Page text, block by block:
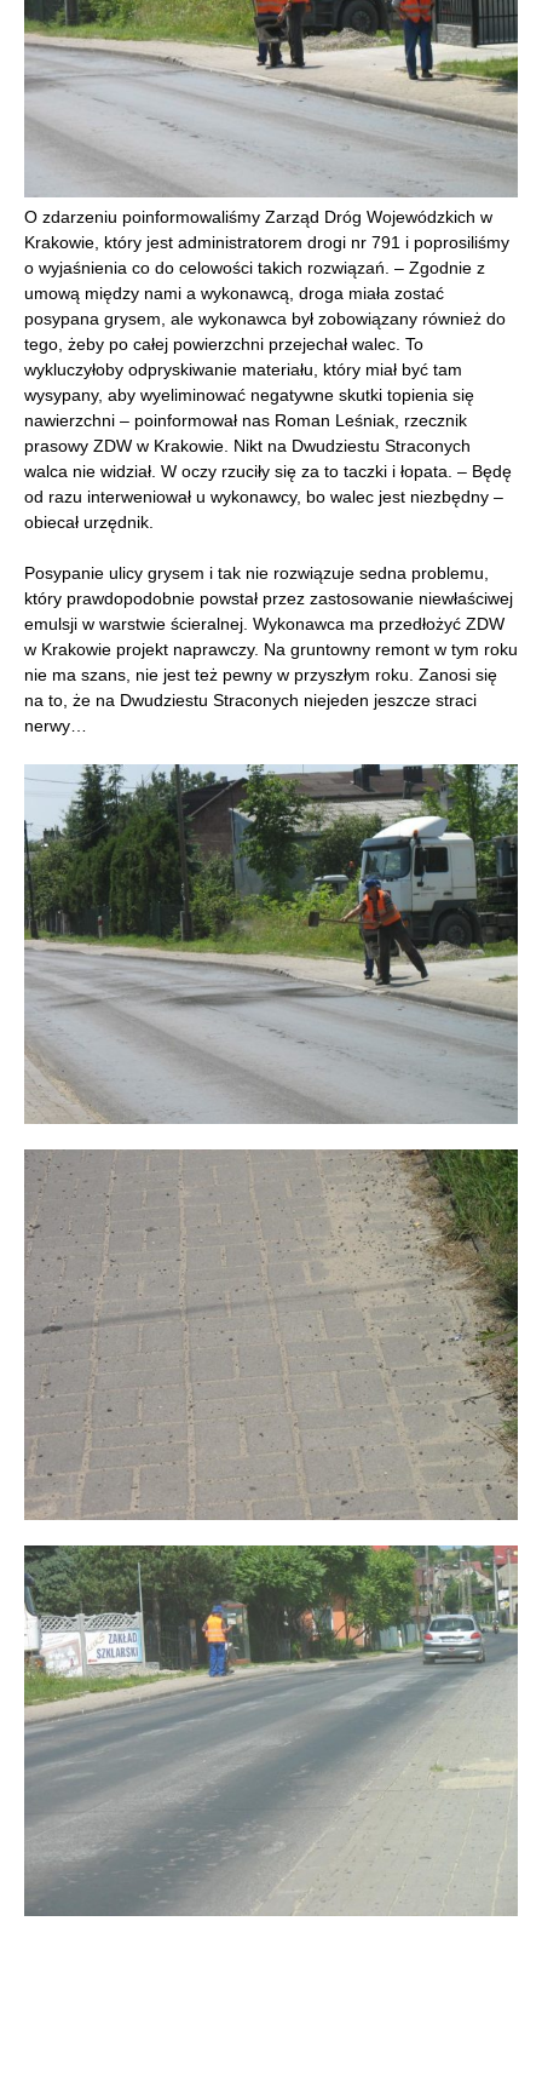
O zdarzeniu poinformowaliśmy Zarząd Dróg Wojewódzkich w
Krakowie, który jest administratorem drogi nr 791 i poprosiliśmy
o wyjaśnienia co do celowości takich rozwiązań. – Zgodnie z
umową między nami a wykonawcą, droga miała zostać
posypana grysem, ale wykonawca był zobowiązany również do
tego, żeby po całej powierzchni przejechał walec. To
wykluczyłoby odpryskiwanie materiału, który miał być tam
wysypany, aby wyeliminować negatywne skutki topienia się
nawierzchni – poinformował nas Roman Leśniak, rzecznik
prasowy ZDW w Krakowie. Nikt na Dwudziestu Straconych
walca nie widział. W oczy rzuciły się za to taczki i łopata. – Będę
od razu interweniował u wykonawcy, bo walec jest niezbędny –
obiecał urzędnik.
Posypanie ulicy grysem i tak nie rozwiązuje sedna problemu,
który prawdopodobnie powstał przez zastosowanie niewłaściwej
emulsji w warstwie ścieralnej. Wykonawca ma przedłożyć ZDW
w Krakowie projekt naprawczy. Na gruntowny remont w tym roku
nie ma szans, nie jest też pewny w przyszłym roku. Zanosi się
na to, że na Dwudziestu Straconych niejeden jeszcze straci
nerwy…